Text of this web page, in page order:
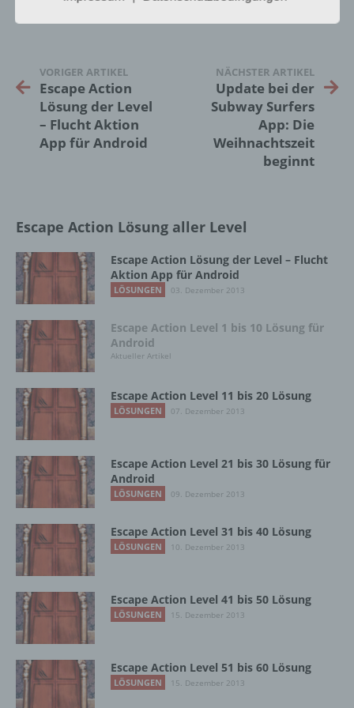
VORIGER ARTIKEL
Escape Action
Lösung der Level
– Flucht Aktion
App für Android
NÄCHSTER ARTIKEL
Update bei der
Subway Surfers
App: Die
Weihnachtszeit
beginnt
Escape Action Lösung aller Level
Escape Action Lösung der Level – Flucht
Aktion App für Android
LÖSUNGEN 03. Dezember 2013
Escape Action Level 1 bis 10 Lösung für
Android
Aktueller Artikel
Escape Action Level 11 bis 20 Lösung
LÖSUNGEN 07. Dezember 2013
Escape Action Level 21 bis 30 Lösung für
Android
LÖSUNGEN 09. Dezember 2013
Escape Action Level 31 bis 40 Lösung
LÖSUNGEN 10. Dezember 2013
Escape Action Level 41 bis 50 Lösung
LÖSUNGEN 15. Dezember 2013
Escape Action Level 51 bis 60 Lösung
LÖSUNGEN 15. Dezember 2013
künftige Verarbeitung einzuschränken.
e) Profiling
Profiling ist jede Art der automatisierten
werden, um bestimmte persönliche Aspekte,
die sich auf eine natürliche Person beziehen,
zu bewerten, insbesondere, um Aspekte
bezüglich Arbeitsleistung, wirtschaftlicher
Lage, Gesundheit, persönlicher Vorlieben,
Interessen, Zuverlässigkeit, Verhalten,
natürlichen Person zu analysieren oder
vorherzusagen.
f) Pseudonymisierung
Pseudonymisierung ist die Verarbeitung
personenbezogener Daten in einer Weise,
auf welche die personenbezogenen Daten
ohne Hinzuziehung zusätzlicher
Informationen nicht mehr einer spezifischen
können, sofern diese zusätzlichen
Informationen gesondert aufbewahrt werden
und technischen und organisatorischen
dass die personenbezogenen Daten nicht
einer identifizierten oder identifizierbaren
natürlichen Person zugewiesen werden.
g) Verantwortlicher oder für die Verarbeitung
Verantwortlicher